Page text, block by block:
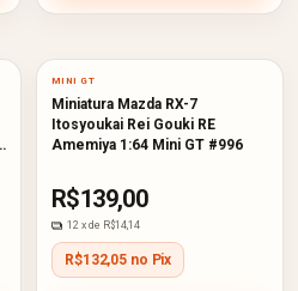
MINI GT
Miniatura Mazda RX-7
Itosyoukai Rei Gouki RE
Amemiya 1:64 Mini GT #996
R$139,00
12 x de R$14,14
R$132,05 no Pix